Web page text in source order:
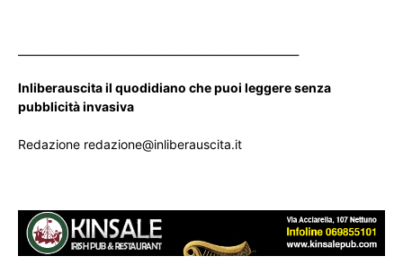
Inliberauscita il quodidiano che puoi leggere senza
pubblicità invasiva
Redazione redazione@inliberauscita.it